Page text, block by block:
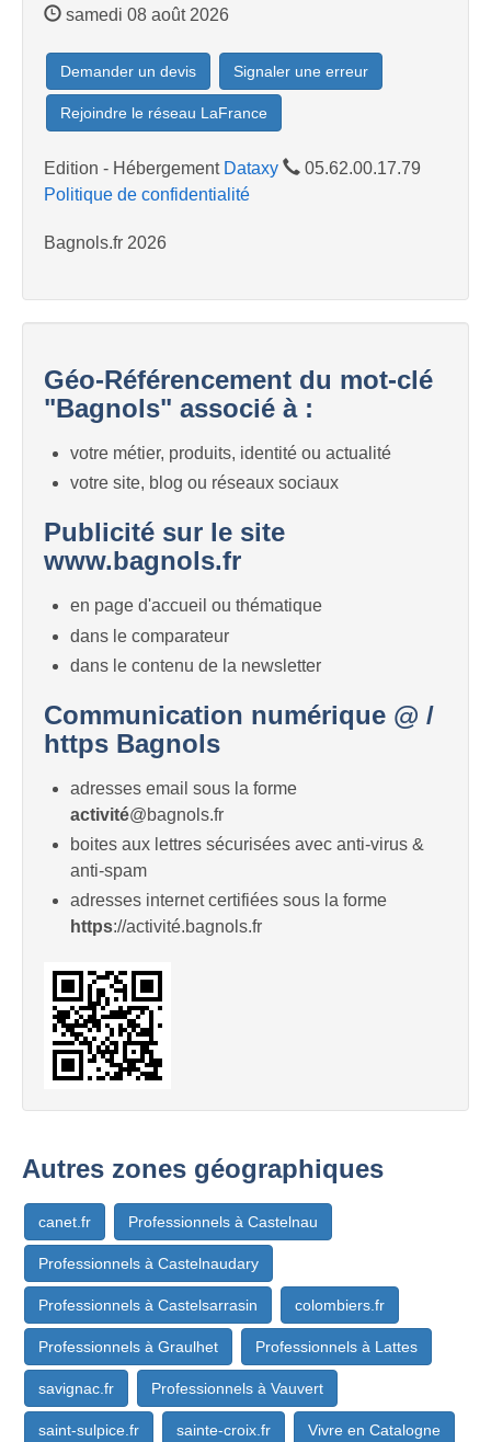
samedi 08 août 2026
Demander un devis Signaler une erreur
Rejoindre le réseau LaFrance
Edition - Hébergement Dataxy
05.62.00.17.79
Politique de confidentialité
Bagnols.fr 2026
Géo-Référencement du mot-clé
"Bagnols" associé à :
votre métier, produits, identité ou actualité
votre site, blog ou réseaux sociaux
Publicité sur le site
www.bagnols.fr
en page d'accueil ou thématique
dans le comparateur
dans le contenu de la newsletter
Communication numérique @ /
https Bagnols
adresses email sous la forme
activité@bagnols.fr
boites aux lettres sécurisées avec anti-virus &
anti-spam
adresses internet certifiées sous la forme
https://activité.bagnols.fr
Autres zones géographiques
canet.fr Professionnels à Castelnau
Professionnels à Castelnaudary
Professionnels à Castelsarrasin colombiers.fr
Professionnels à Graulhet Professionnels à Lattes
savignac.fr Professionnels à Vauvert
saint-sulpice.fr sainte-croix.fr Vivre en Catalogne